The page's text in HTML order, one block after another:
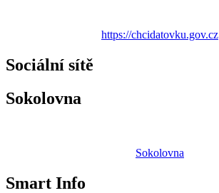
https://chcidatovku.gov.cz
Sociální sítě
Sokolovna
Sokolovna
Smart Info